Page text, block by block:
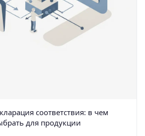
соответствия: в чем
для продукции